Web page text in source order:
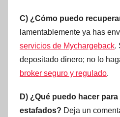
C) ¿Cómo puedo
lamentablemente ya has
servicios de Mychargeback.
depositado dinero; no lo
broker seguro y regulado.
D) ¿Qué puedo hacer
estafados? Deja un